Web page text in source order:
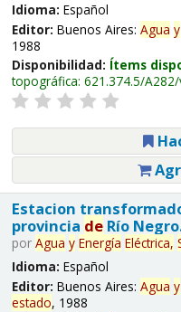
Idioma: Español
Editor: Buenos Aires: Agua y
1988
Disponibilidad: Ítems
topográfica: 621.374.5/
Estacion
provincia deRío
por Agua y Energía Eléctrica,
Idioma: Español
Editor: Buenos Aires: Agua y
estado, 1988